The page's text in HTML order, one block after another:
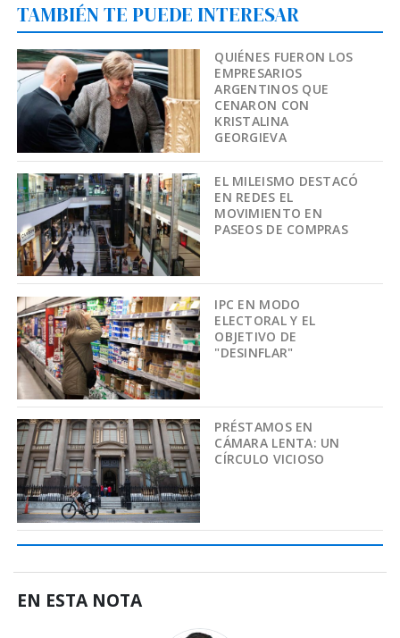
TAMBIÉN TE PUEDE INTERESAR
QUIÉNES FUERON LOS
EMPRESARIOS
ARGENTINOS QUE
CENARON CON
KRISTALINA
GEORGIEVA
EL MILEISMO DESTACÓ
EN REDES EL
MOVIMIENTO EN
PASEOS DE COMPRAS
IPC EN MODO
ELECTORAL Y EL
OBJETIVO DE
"DESINFLAR"
PRÉSTAMOS EN
CÁMARA LENTA: UN
CÍRCULO VICIOSO
EN ESTA NOTA